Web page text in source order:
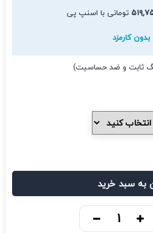
تومانی با اسنپ پی
کارمزد
به سبد خرید